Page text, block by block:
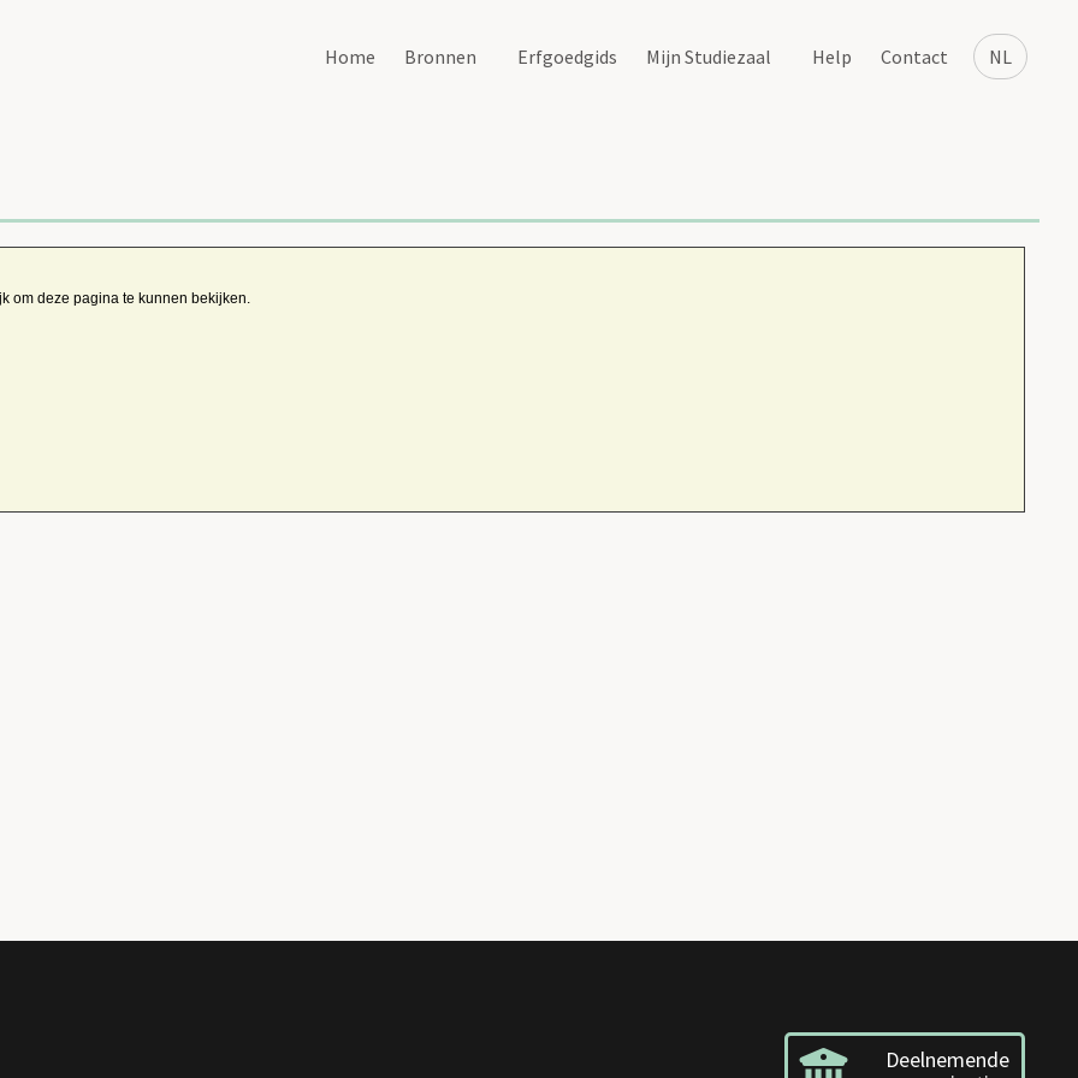
NL
Home Bronnen Erfgoedgids Mijn Studiezaal Help Contact
om deze pagina te kunnen bekijken.
Deelnemende